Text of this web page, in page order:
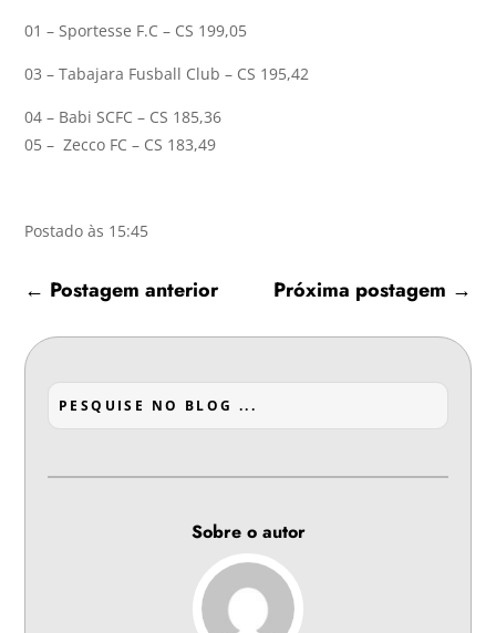
01 – Sportesse F.C – CS 199,05
03 – Tabajara Fusball Club – CS 195,42
04 – Babi SCFC – CS 185,36
05 – Zecco FC – CS 183,49
Postado às 15:45
← Postagem anterior Próxima postagem →
Sobre o autor